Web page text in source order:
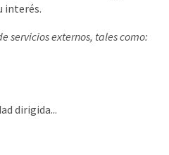
interés.
servicios externos, tales como:
dirigida...